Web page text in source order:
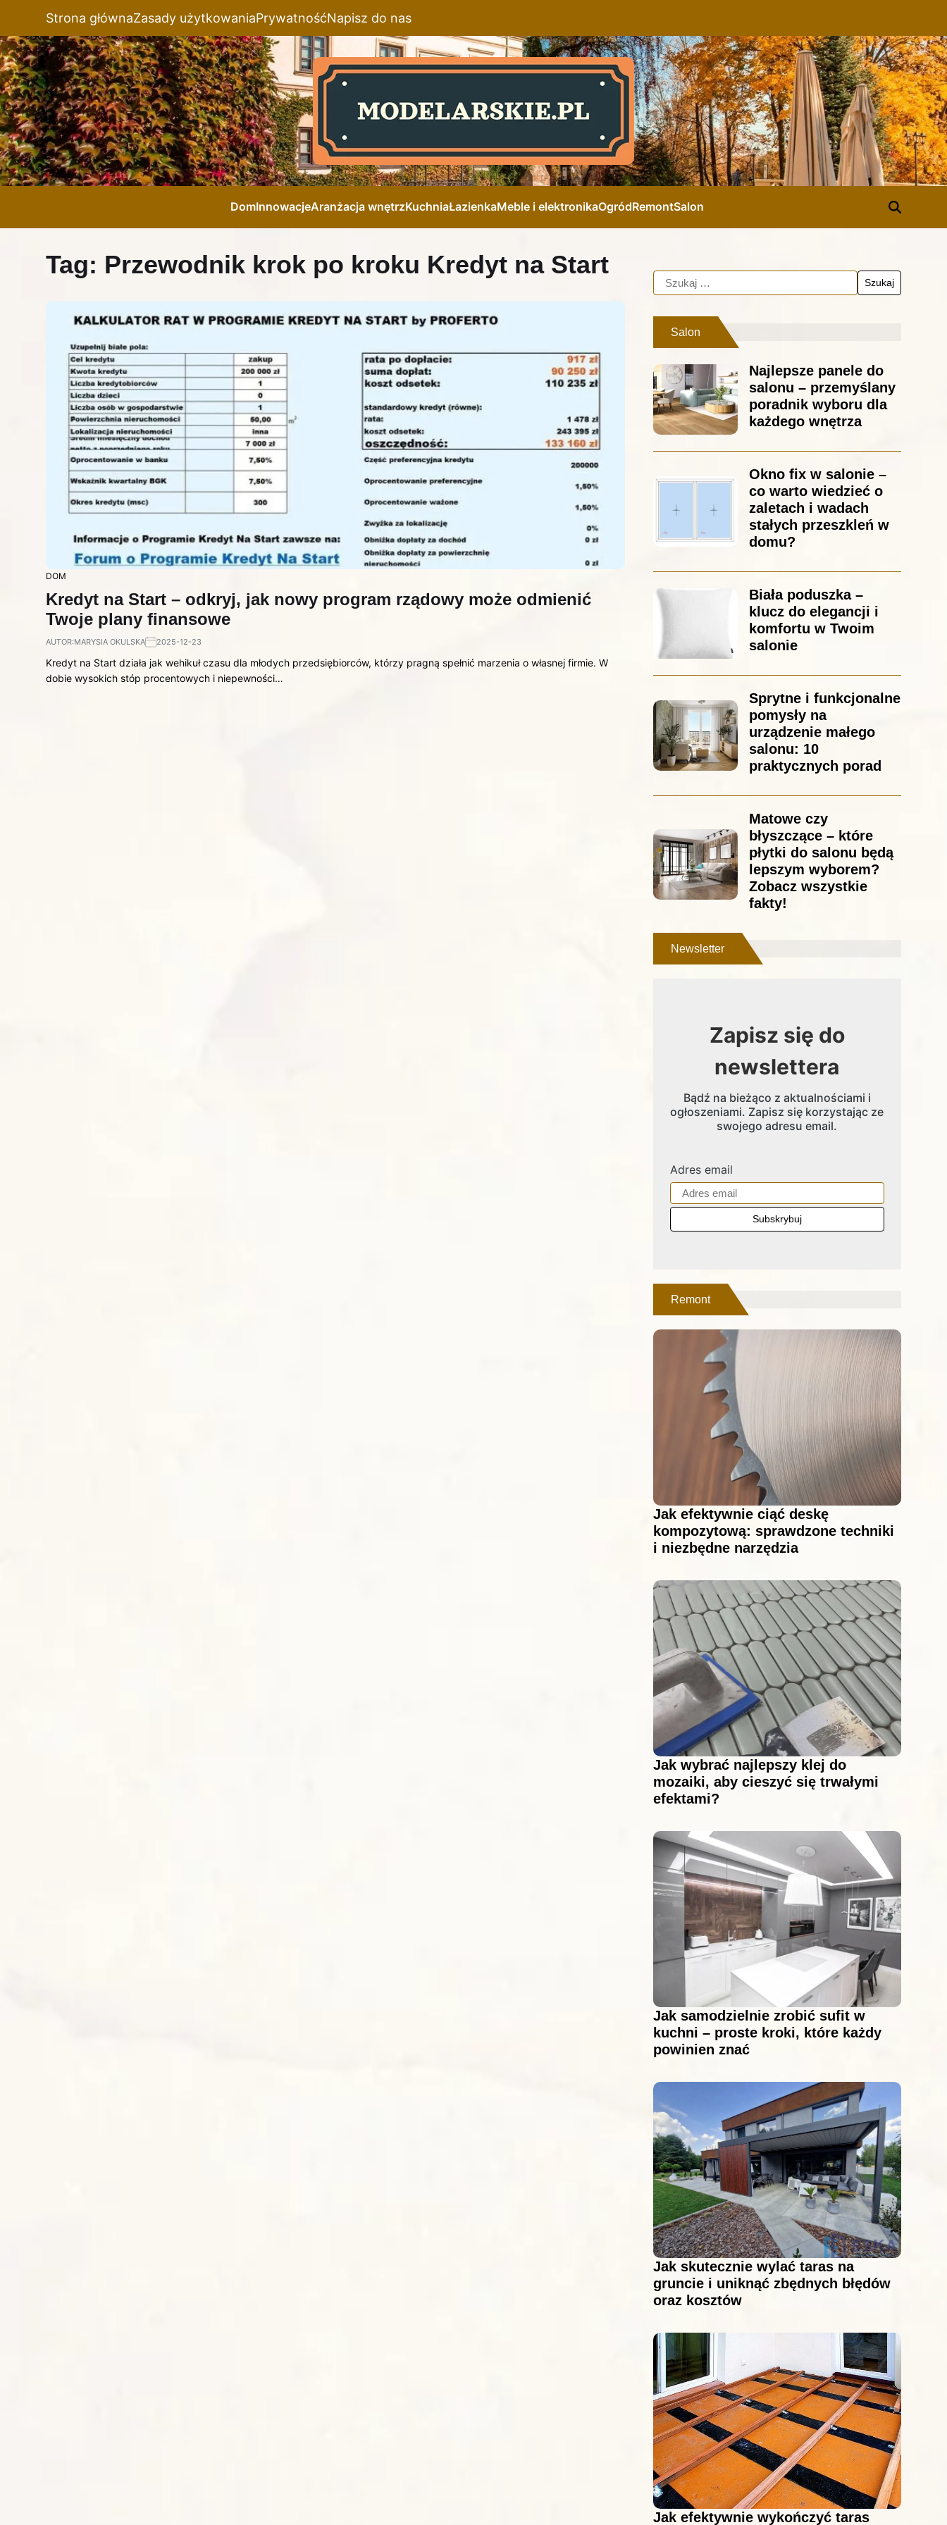
Strona głównaZasady użytkowaniaPrywatnośćNapisz do nas
DomInnowacjeAranżacja wnętrzKuchniaŁazienkaMeble i elektronikaOgródRemontSalon
Tag: Przewodnik krok po kroku Kredyt na Start
DOM
Kredyt na Start – odkryj, jak nowy program rządowy może odmienić
Twoje plany finansowe
AUTOR:MARYSIA OKULSKA 2025-12-23
Kredyt na Start działa jak wehikuł czasu dla młodych przedsiębiorców, którzy pragną spełnić marzenia o własnej firmie. W
dobie wysokich stóp procentowych i niepewności…
Salon
Najlepsze panele do
salonu – przemyślany
poradnik wyboru dla
każdego wnętrza
Okno fix w salonie –
co warto wiedzieć o
zaletach i wadach
stałych przeszkleń w
domu?
Biała poduszka –
klucz do elegancji i
komfortu w Twoim
salonie
Sprytne i funkcjonalne
pomysły na
urządzenie małego
salonu: 10
praktycznych porad
Matowe czy
błyszczące – które
płytki do salonu będą
lepszym wyborem?
Zobacz wszystkie
fakty!
Newsletter
Zapisz się do
newslettera
Bądź na bieżąco z aktualnościami i
ogłoszeniami. Zapisz się korzystając ze
swojego adresu email.
Adres email
Remont
Jak efektywnie ciąć deskę
kompozytową: sprawdzone techniki
i niezbędne narzędzia
Jak wybrać najlepszy klej do
mozaiki, aby cieszyć się trwałymi
efektami?
Jak samodzielnie zrobić sufit w
kuchni – proste kroki, które każdy
powinien znać
Jak skutecznie wylać taras na
gruncie i uniknąć zbędnych błędów
oraz kosztów
Jak efektywnie wykończyć taras